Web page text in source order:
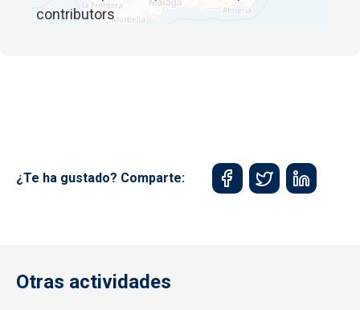
contributors
¿Te ha gustado? Comparte:
Otras actividades